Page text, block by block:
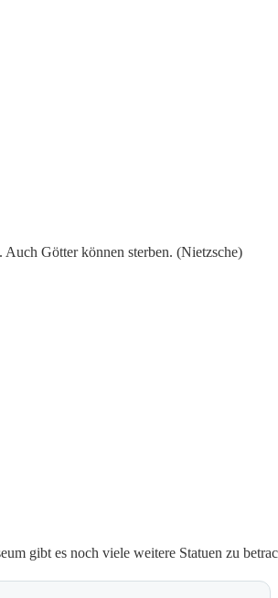
Auch Götter können sterben. (Nietzsche)
gibt es noch viele weitere Statuen zu